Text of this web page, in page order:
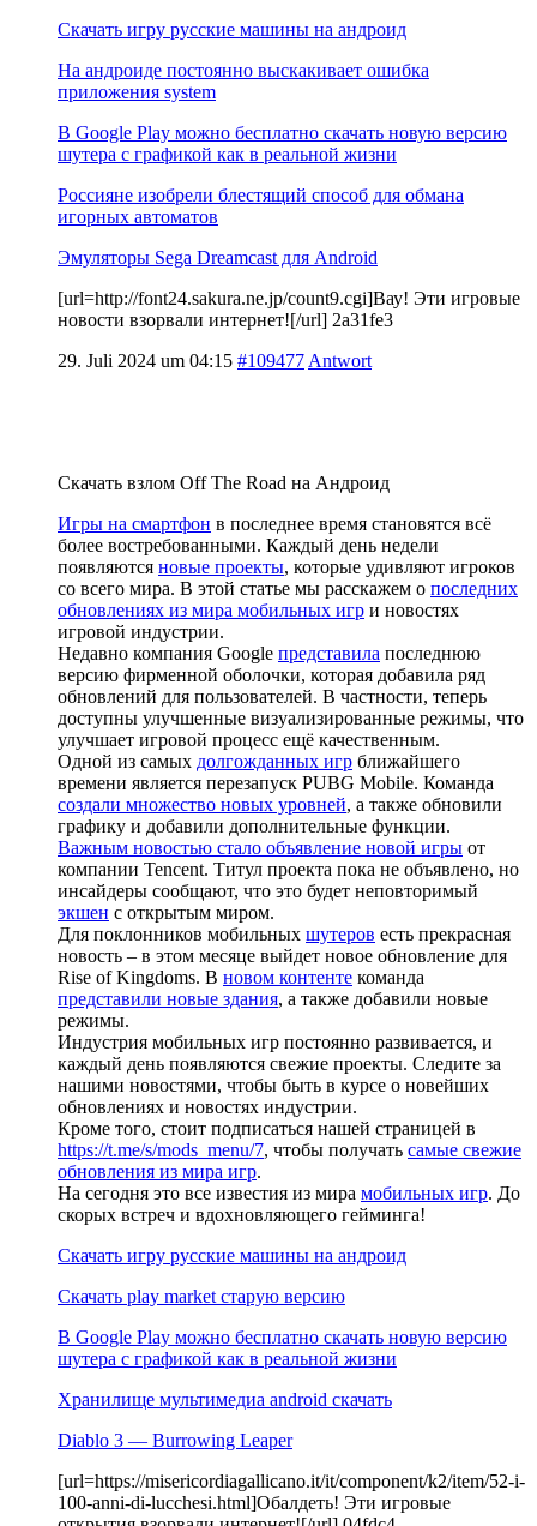
Скачать игру русские машины на андроид
На андроиде постоянно выскакивает ошибка
приложения system
В Google Play можно бесплатно скачать новую версию
шутера с графикой как в реальной жизни
Россияне изобрели блестящий способ для обмана
игорных автоматов
Эмуляторы Sega Dreamcast для Android
[url=http://font24.sakura.ne.jp/count9.cgi]Вау! Эти игровые
новости взорвали интернет![/url] 2a31fe3
29. Juli 2024 um 04:15 #109477 Antwort
Скачать взлом Off The Road на Андроид
Игры на смартфон в последнее время становятся всё
более востребованными. Каждый день недели
появляются новые проекты, которые удивляют игроков
со всего мира. В этой статье мы расскажем о последних
обновлениях из мира мобильных игр и новостях
игровой индустрии.
Недавно компания Google представила последнюю
версию фирменной оболочки, которая добавила ряд
обновлений для пользователей. В частности, теперь
доступны улучшенные визуализированные режимы, что
улучшает игровой процесс ещё качественным.
Одной из самых долгожданных игр ближайшего
времени является перезапуск PUBG Mobile. Команда
создали множество новых уровней, а также обновили
графику и добавили дополнительные функции.
Важным новостью стало объявление новой игры от
компании Tencent. Титул проекта пока не объявлено, но
инсайдеры сообщают, что это будет неповторимый
экшен с открытым миром.
Для поклонников мобильных шутеров есть прекрасная
новость – в этом месяце выйдет новое обновление для
Rise of Kingdoms. В новом контенте команда
представили новые здания, а также добавили новые
режимы.
Индустрия мобильных игр постоянно развивается, и
каждый день появляются свежие проекты. Следите за
нашими новостями, чтобы быть в курсе о новейших
обновлениях и новостях индустрии.
Кроме того, стоит подписаться нашей страницей в
https://t.me/s/mods_menu/7, чтобы получать самые свежие
обновления из мира игр.
На сегодня это все известия из мира мобильных игр. До
скорых встреч и вдохновляющего гейминга!
Скачать игру русские машины на андроид
Скачать play market старую версию
В Google Play можно бесплатно скачать новую версию
шутера с графикой как в реальной жизни
Хранилище мультимедиа android скачать
Diablo 3 — Burrowing Leaper
[url=https://misericordiagallicano.it/it/component/k2/item/52-i-
100-anni-di-lucchesi.html]Обалдеть! Эти игровые